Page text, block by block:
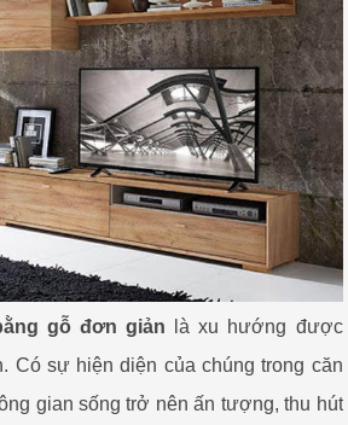
gỗ đơn giản là xu hướng được
Có sự hiện diện của chúng trong căn
gian sống trở nên ấn tượng, thu hút